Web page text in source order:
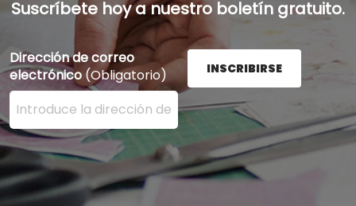
Suscríbete hoy a nuestro boletín gratuito.
Dirección de correo
electrónico (Obligatorio)
Ingrese su dirección de correo electrónico aquí y
INSCRIBIRSE